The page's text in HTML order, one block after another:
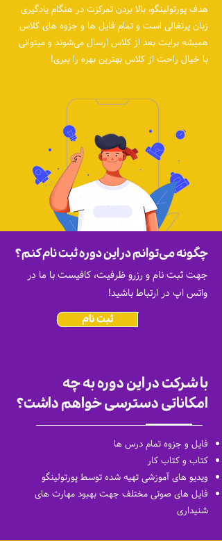
هدف پورتولینگو، بالا بردن تمرکزت در هنگام یادگیری
زبان پرتغالی است و تمام فایل ها و جزوه های کلاس
همیشه برایت بعد از کلاس ارسال می‌شوند و میتوانی
با خیال راحت از کلاس بهترین بهره را ببری!
چگونه می‌توانم در این دوره ثبت نام کنم؟
جهت ثبت نام‌ و رزرو ظرفیت، کافیست با ما در
واتس اپ در ارتباط باشید!
ثبت نام
با شرکت در این دوره به چه
امکاناتی دسترسی خواهم داشت؟
فایل و جزوه تمام درس ها
کتاب و کتاب کار
ویدیو های آموزشی تهیه شده توسط پورتولینگو
فایل های صوتی مختلف جهت بهبود مهارت های
شنیداری